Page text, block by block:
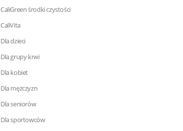
CaliGreen środki czystości
CaliVita
Dla dzieci
Dla grupy krwi
Dla kobiet
Dla mężczyzn
Dla seniorów
Dla sportowców